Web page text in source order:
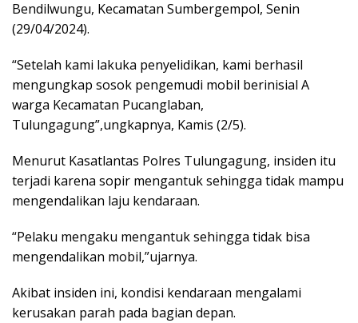
Bendilwungu, Kecamatan Sumbergempol, Senin
(29/04/2024).
“Setelah kami lakuka penyelidikan, kami berhasil
mengungkap sosok pengemudi mobil berinisial A
warga Kecamatan Pucanglaban,
Tulungagung”,ungkapnya, Kamis (2/5).
Menurut Kasatlantas Polres Tulungagung, insiden itu
terjadi karena sopir mengantuk sehingga tidak mampu
mengendalikan laju kendaraan.
“Pelaku mengaku mengantuk sehingga tidak bisa
mengendalikan mobil,”ujarnya.
Akibat insiden ini, kondisi kendaraan mengalami
kerusakan parah pada bagian depan.